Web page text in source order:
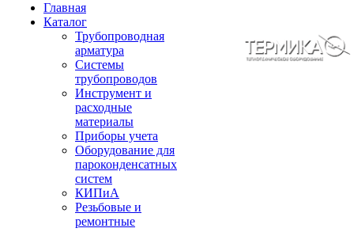
Главная
Каталог
Трубопроводная
арматура
Системы
трубопроводов
Инструмент и
расходные
материалы
Приборы учета
Оборудование для
пароконденсатных
систем
КИПиА
Резьбовые и
ремонтные